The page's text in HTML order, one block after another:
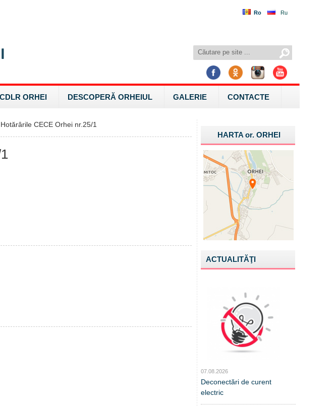
Ro Ru
CDLR ORHEI DESCOPERĂ ORHEIUL GALERIE CONTACTE
CECE Orhei nr.25/1
HARTA or.ORHEI
ACTUALITĂŢI
07.08.2026
Deconectări de curent
electric